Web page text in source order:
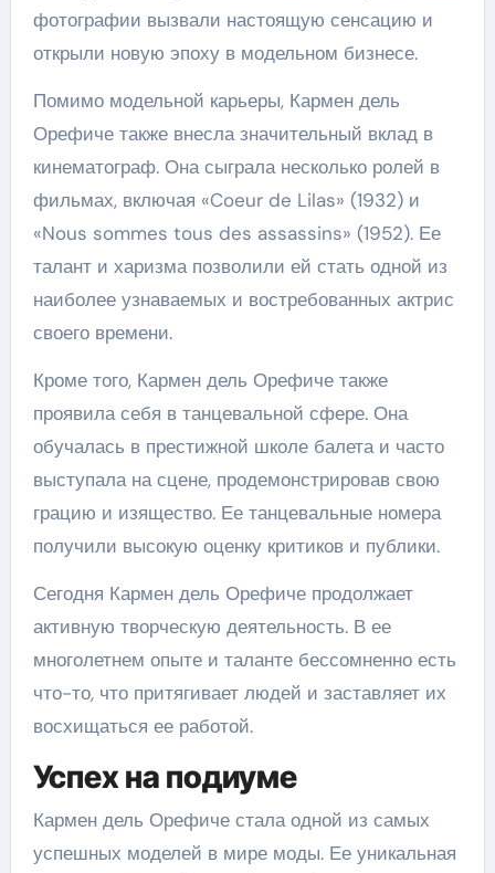
фотографии вызвали настоящую сенсацию и
открыли новую эпоху в модельном бизнесе.
Помимо модельной карьеры, Кармен дель
Орефиче также внесла значительный вклад в
кинематограф. Она сыграла несколько ролей в
фильмах, включая «Coeur de Lilas» (1932) и
«Nous sommes tous des assassins» (1952). Ее
талант и харизма позволили ей стать одной из
наиболее узнаваемых и востребованных актрис
своего времени.
Кроме того, Кармен дель Орефиче также
проявила себя в танцевальной сфере. Она
обучалась в престижной школе балета и часто
выступала на сцене, продемонстрировав свою
грацию и изящество. Ее танцевальные номера
получили высокую оценку критиков и публики.
Сегодня Кармен дель Орефиче продолжает
активную творческую деятельность. В ее
многолетнем опыте и таланте бессомненно есть
что-то, что притягивает людей и заставляет их
восхищаться ее работой.
Успех на подиуме
Кармен дель Орефиче стала одной из самых
успешных моделей в мире моды. Ее уникальная